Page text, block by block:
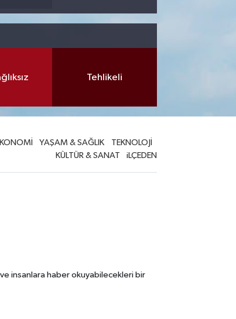
Tehlikeli
YAŞAM & SAĞLIK
TEKNOLOJİ
KÜLTÜR & SANAT
iLÇEDEN
insanlara haber okuyabilecekleri bir